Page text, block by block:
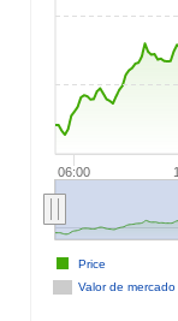
06:00
Valor de mercado
Price